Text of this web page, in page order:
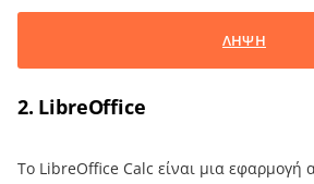
ΛΗΨΗ
2. LibreOffice
Το LibreOffice Calc είναι μια εφαρμογή